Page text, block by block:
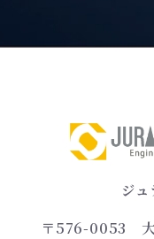
ジ
〒576-0053